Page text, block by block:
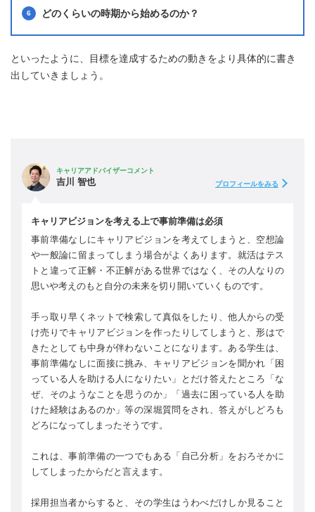
どのくらいの時期から始めるのか？
といったように、目標を達成するための動きをより具体的に書き
出していきましょう。
キャリアアドバイザーコメント
吉川 智也 プロフィールをみる
キャリアビジョンを考える上で事前準備は必須
事前準備なしにキャリアビジョンを考えてしまうと、空想論
や一般論に留まってしまう場合がよくあります。就活はテス
トと違って正解・不正解がある世界ではなく、その人なりの
思いや考えのもと自分の未来を切り開いていくものです。
手っ取り早くネットで検索して真似をしたり、他人からの受
け売りでキャリアビジョンを作ったりしてしまうと、形はで
きたとしても中身が伴わないことになります。ある学生は、
事前準備なしに面接に挑み、キャリアビジョンを聞かれ「困
っている人を助ける人になりたい」とだけ答えたところ「な
ぜ、そのようなことを思うのか」「過去に困っている人を助
けた経験はあるのか」等の深堀質問をされ、答えがしどろも
どろになってしまったそうです。
これは、事前準備の一つでもある「自己分析」をおろそかに
してしまったからだと言えます。
採用担当者からすると、その学生はうわべだけしか見ること